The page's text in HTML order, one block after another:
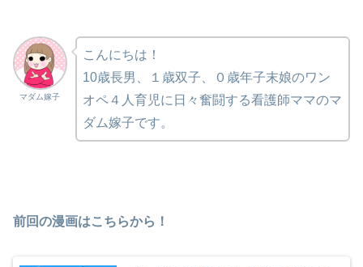
マダム嫁子
こんにちは！
10歳長男、１歳双子、０歳年子末娘のワン
オペ４人育児に日々奮闘する看護師ママのマ
ダム嫁子です。
前回の漫画はこちらから！